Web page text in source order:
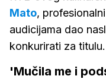
Mato,
audicijama dao
konkurirati za titulu.
'Mučila me i